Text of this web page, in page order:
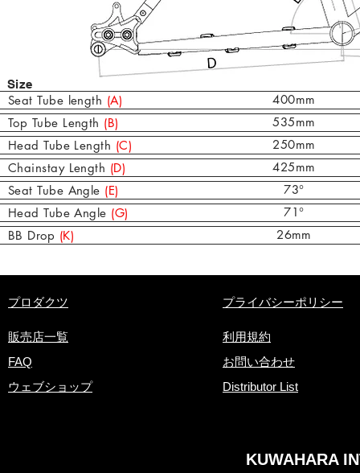
Size
Seat Tube length (A)
400mm
Top Tube Length (B)
535mm
Head Tube Length (C)
250mm
Chainstay Length (D)
425mm
Seat Tube Angle (E)
73°
Head Tube Angle (G)
71°
BB Drop (K) 26mm
​プロダクツ
販売店一覧
FAQ
ウェブショップ
プライバシーポリシー
利用規約
お問い合わせ
Distributor List
KUWAHARA